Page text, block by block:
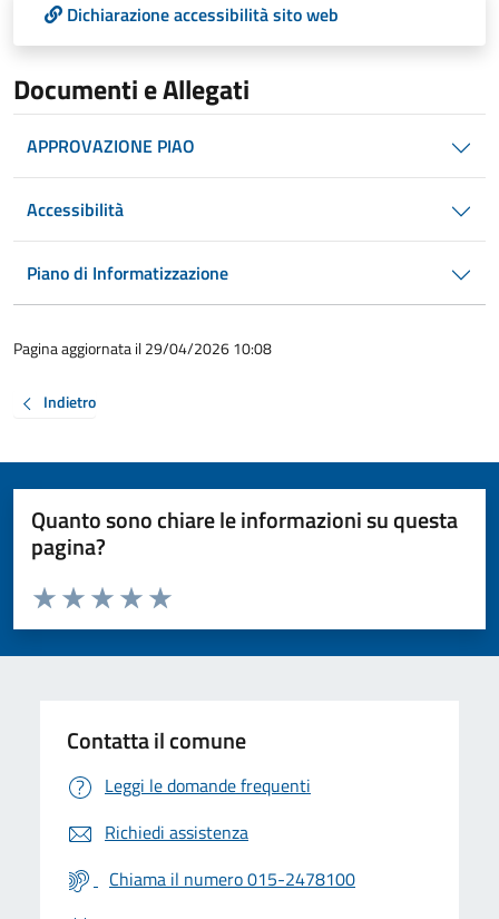
Dichiarazione accessibilità sito web
Documenti e Allegati
APPROVAZIONE PIAO
Accessibilità
Piano di Informatizzazione
Pagina aggiornata il 29/04/2026 10:08
Indietro
Quanto sono chiare le informazioni su questa
pagina?
Valuta da 1 a 5 stelle la pagina
Valuta 5 stelle su 5
Valuta 4 stelle su 5
Valuta 3 stelle su 5
Valuta 2 stelle su 5
Valuta 1 stelle su 5
Contatta il comune
Leggi le domande frequenti
Richiedi assistenza
Chiama il numero 015-2478100